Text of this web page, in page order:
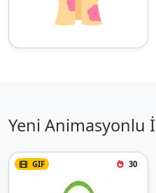
Yeni Animasyonlu
GIF 30